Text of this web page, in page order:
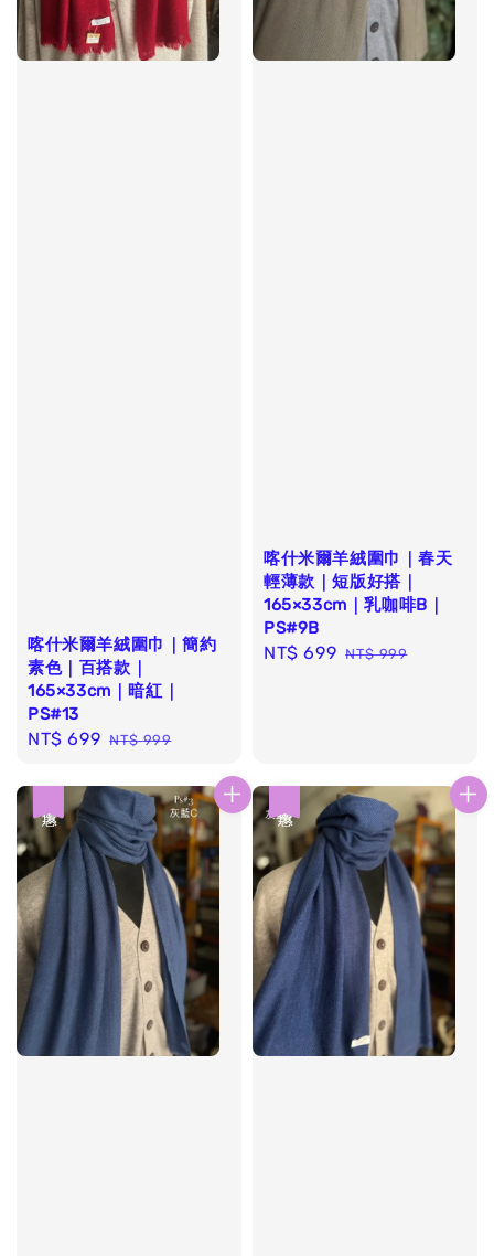
喀什米爾羊絨圍巾｜簡約
素色｜百搭款｜
165×33cm｜暗紅｜
PS#13
Sale
NT$ 699 Regular
NT$ 999
喀什米爾羊絨圍巾｜春天
輕薄款｜短版好搭｜
165×33cm｜乳咖啡B｜
PS#9B
Sale
NT$ 699 Regular
NT$ 999